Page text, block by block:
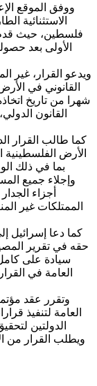
ووفق الموقع
الاستثنائية
فلسطين، حيث
الأولى بعد
ويدعو القرار، غير
شهرا من تاريخ
القانون
كما طالب القرار
الأرض الفلسطينية
بما في ذلك
وإجلاء جميع
أجزاء
الممتلكات غير
كما دعا إسرائيل
حقه في تقرير
سيادة على
العامة في
وتقرر عقد
العامة لتنفيذ
الدولتين